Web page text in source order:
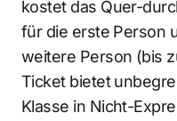
kostet das Quer-
für die erste Person
weitere Person (bis
Ticket bietet
Klasse in Nicht-